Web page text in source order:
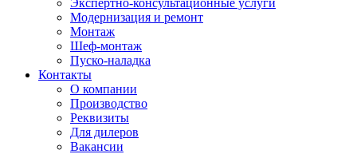
Экспертно-консультационные услуги
Модернизация и ремонт
Монтаж
Шеф-монтаж
Пуско-наладка
Контакты
О компании
Производство
Реквизиты
Для дилеров
Вакансии